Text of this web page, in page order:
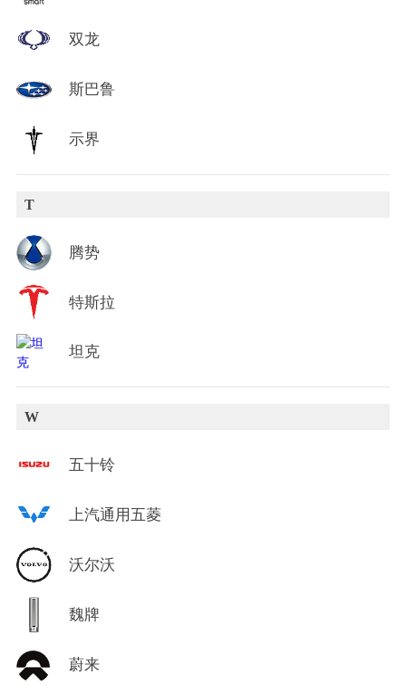
双龙
斯巴鲁
示界
T
腾势
特斯拉
坦克
W
五十铃
上汽通用五菱
沃尔沃
魏牌
蔚来